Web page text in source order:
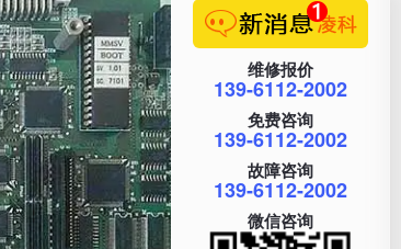
维修报价
139-6112-2002
免费咨询
139-6112-2002
故障咨询
139-6112-2002
微信咨询